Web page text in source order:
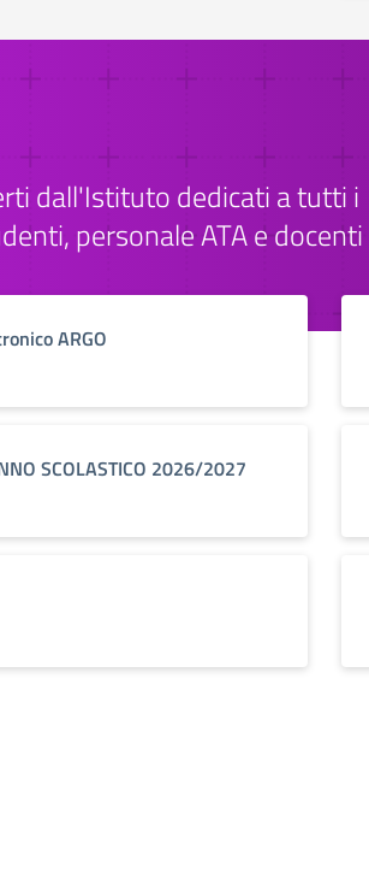
dall'Istituto dedicati a tutti i
personale ATA e docenti
ARGO
SCOLASTICO 2026/2027